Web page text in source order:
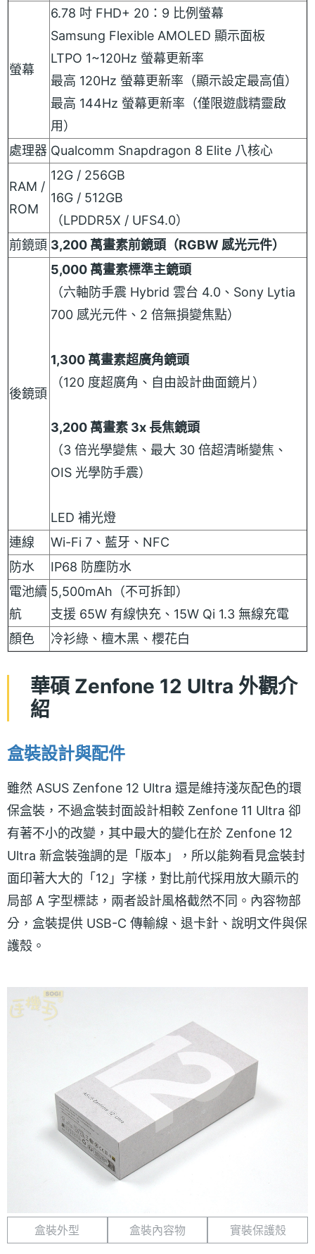
螢幕
6.78 吋 FHD+ 20：9 比例螢幕
Samsung Flexible AMOLED 顯示面板
LTPO 1~120Hz 螢幕更新率
最高 120Hz 螢幕更新率（顯示設定最高值）
最高 144Hz 螢幕更新率（僅限遊戲精靈啟
用）
處理器 Qualcomm Snapdragon 8 Elite 八核心
RAM /
ROM
12G / 256GB
16G / 512GB
（LPDDR5X / UFS4.0）
前鏡頭 3,200 萬畫素前鏡頭（RGBW 感光元件）
後鏡頭
5,000 萬畫素標準主鏡頭
（六軸防手震 Hybrid 雲台 4.0、Sony Lytia
700 感光元件、2 倍無損變焦點）
1,300 萬畫素超廣角鏡頭
（120 度超廣角、自由設計曲面鏡片）
3,200 萬畫素 3x 長焦鏡頭
（3 倍光學變焦、最大 30 倍超清晰變焦、
OIS 光學防手震）
LED 補光燈
連線
Wi-Fi 7、藍牙、NFC
防水
IP68 防塵防水
電池續
航
5,500mAh（不可拆卸）
支援 65W 有線快充、15W Qi 1.3 無線充電
顏色
冷衫綠、檀木黑、櫻花白
華碩 Zenfone 12 Ultra 外觀介
紹
盒裝設計與配件
雖然 ASUS Zenfone 12 Ultra 還是維持淺灰配色的環
保盒裝，不過盒裝封面設計相較 Zenfone 11 Ultra 卻
有著不小的改變，其中最大的變化在於 Zenfone 12
Ultra 新盒裝強調的是「版本」，所以能夠看見盒裝封
面印著大大的「12」字樣，對比前代採用放大顯示的
局部 A 字型標誌，兩者設計風格截然不同。內容物部
分，盒裝提供 USB-C 傳輸線、退卡針、說明文件與保
護殼。
盒裝外型 盒裝內容物 實裝保護殼